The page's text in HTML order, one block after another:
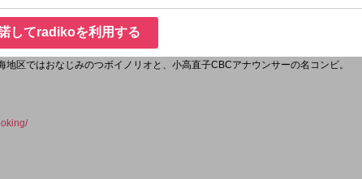
回りの日常など番組で取り上げる話題はすべて、リスナーの生活と密着した
たよりは全国から毎日300通余り。
感あふれる究極の「井戸端会議｣！
区ではおなじみのつボイノリオと、小高直子CBCアナウンサーの名コンビ。
してradikoを利用する